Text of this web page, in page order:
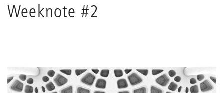
der
SoSe
Weeknote
Weeknote #2